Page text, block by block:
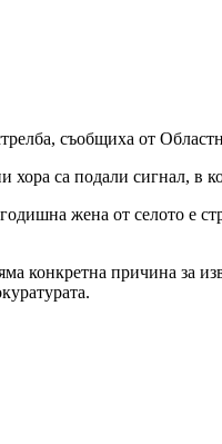
съобщиха от
са подали сигнал, в
жена от селото е
конкретна причина за